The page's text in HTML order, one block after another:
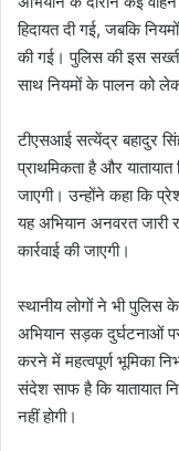
हिदायत दी गई, जबकि
की गई। पुलिस की इस
साथ नियमों के पालन को
टीएसआई सत्येंद्र बहादुर
प्राथमिकता है और
जाएगी। उन्होंने कहा कि
यह अभियान अनवरत जारी
कार्रवाई की जाएगी।
स्थानीय लोगों ने भी पुलिस
अभियान सड़क दुर्घटनाओं
करने में महत्वपूर्ण भूमिका
संदेश साफ है कि यातायात
नहीं होगी।